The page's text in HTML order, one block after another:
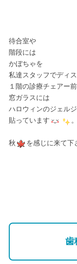
待合室や
階段には
かぼちゃを
私達スタッフでディ
１階の診療チェアー
窓ガラスには
ハロウィンのジェル
貼っています
。
秋 を感じに来て下
歯